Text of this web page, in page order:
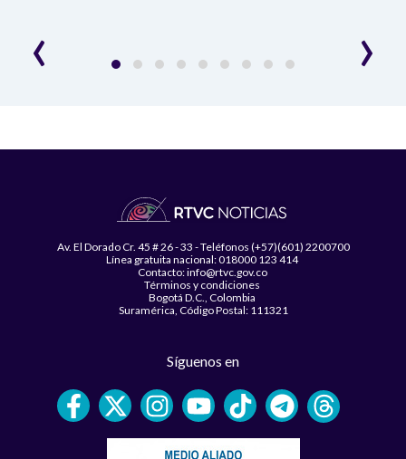
‹ ›
Av. El Dorado Cr. 45 # 26 - 33 - Teléfonos (+57)(601) 2200700
Línea gratuita nacional: 018000 123 414
Contacto: info@rtvc.gov.co
Términos y condiciones
Bogotá D.C., Colombia
Suramérica, Código Postal: 111321
Síguenos en